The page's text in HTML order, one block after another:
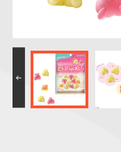
スーパー戦隊シリー
ズ